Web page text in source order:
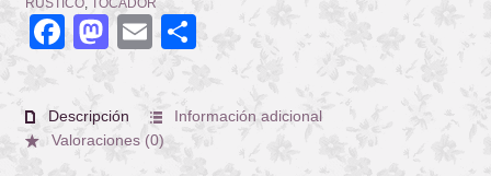
Facebook
Mastodon
EmailCompartir
Descripción
Información adicional
Valoraciones (0)